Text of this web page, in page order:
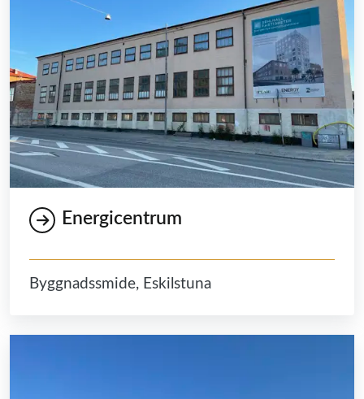
Energicentrum
Byggnadssmide, Eskilstuna